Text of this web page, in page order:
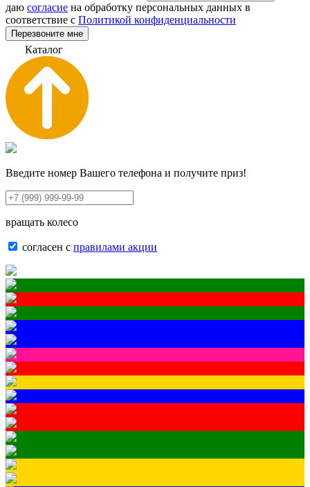
даю согласие на обработку персональных данных в
соответствие с Политикой конфиденциальности
Перезвоните мне
Каталог
Введите номер Вашего телефона и получите приз!
вращать колесо
согласен с правилами акции